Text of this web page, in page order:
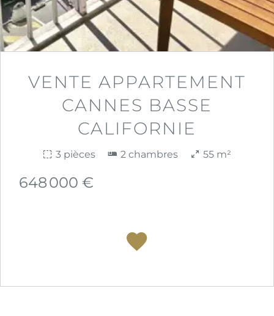
VENTE APPARTEMENT
CANNES BASSE
CALIFORNIE
3 pièces 2 chambres 55 m²
648 000 €